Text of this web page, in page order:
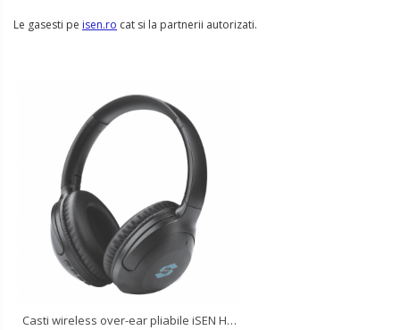
Le gasesti pe isen.ro cat si la partnerii autorizati.
Casti wireless over-ear pliabile iSEN HL2, Negru, Bluetooth v5.3, Microfon incorporat, ANC (active noise cancelling), Bas stereo, 300mAh